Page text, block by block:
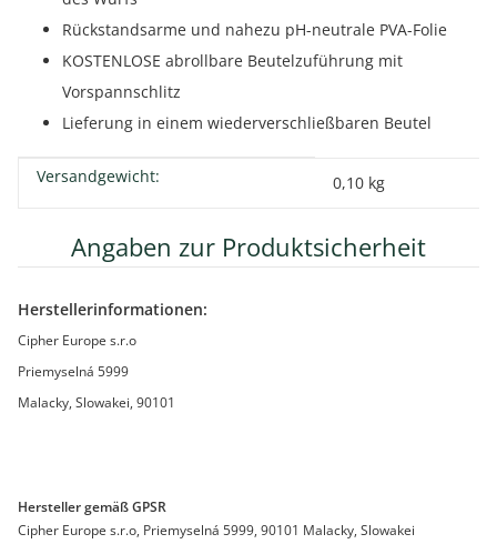
Rückstandsarme und nahezu pH-neutrale PVA-Folie
KOSTENLOSE abrollbare Beutelzuführung mit
Vorspannschlitz
Lieferung in einem wiederverschließbaren Beutel
Produkteigenschaft
Wert
Versandgewicht: 0,10 kg
Angaben zur Produktsicherheit
Herstellerinformationen:
Cipher Europe s.r.o
Priemyselná 5999
Malacky, Slowakei, 90101
Hersteller gemäß GPSR
Cipher Europe s.r.o, Priemyselná 5999, 90101 Malacky, Slowakei